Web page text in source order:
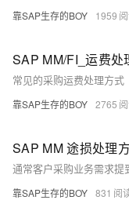
靠SAP生存的BOY 1959
SAP MM/FI_运费处
常见的采购运费处理方式
靠SAP生存的BOY 2765
SAP MM 途损处理
靠SAP生存的BOY 831